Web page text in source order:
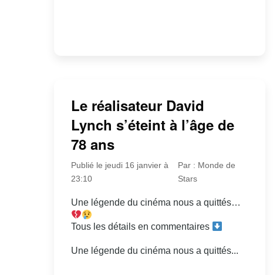
Le réalisateur David
Lynch s’éteint à l’âge de
78 ans
Publié le jeudi 16 janvier à
23:10
Par : Monde de
Stars
Une légende du cinéma nous a quittés…
Tous les détails en commentaires
Une légende du cinéma nous a quittés...